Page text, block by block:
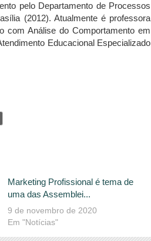
pelo Departamento de Processos
(2012). Atualmente é professora
com Análise do Comportamento em
Educacional Especializado
Marketing Profissional é tema de
uma das Assemblei...
9 de novembro de 2020
Em "Notícias"